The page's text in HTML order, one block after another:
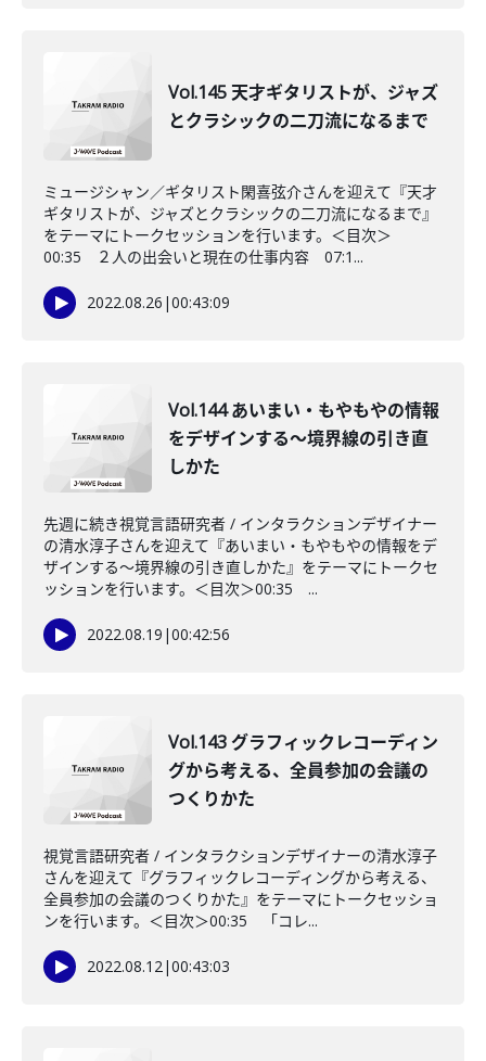
Vol.145 天才ギタリストが、ジャズ
とクラシックの二刀流になるまで
ミュージシャン／ギタリスト閑喜弦介さんを迎えて『天才
ギタリストが、ジャズとクラシックの二刀流になるまで』
をテーマにトークセッションを行います。＜目次＞
00:35 ２人の出会いと現在の仕事内容 07:1...
2022.08.26 |00:43:09
Vol.144 あいまい・もやもやの情報
をデザインする～境界線の引き直
しかた
先週に続き視覚言語研究者 / インタラクションデザイナー
の清水淳子さんを迎えて『あいまい・もやもやの情報をデ
ザインする～境界線の引き直しかた』をテーマにトークセ
ッションを行います。＜目次＞00:35 ...
2022.08.19 |00:42:56
Vol.143 グラフィックレコーディン
グから考える、全員参加の会議の
つくりかた
視覚言語研究者 / インタラクションデザイナーの清水淳子
さんを迎えて『グラフィックレコーディングから考える、
全員参加の会議のつくりかた』をテーマにトークセッショ
ンを行います。＜目次＞00:35 「コレ...
2022.08.12|00:43:03